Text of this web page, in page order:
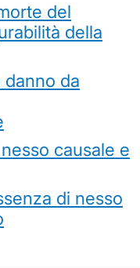
del
della
da
causale e
di nesso